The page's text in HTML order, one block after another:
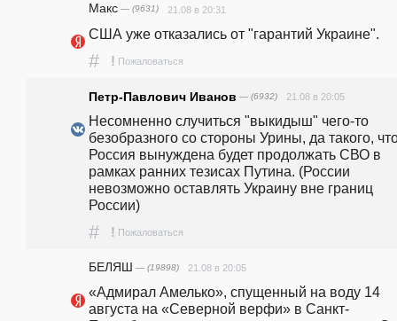
Макс — (9631) 21.08 в 20:31
США уже отказались от "гарантий Украине".
# ! Пожаловаться
Петр-Павлович Иванов — (6932) 21.08 в 20:05
Несомненно случиться "выкидыш" чего-то
безобразного со стороны Урины, да такого,
Россия вынуждена будет продолжать СВО в
рамках ранних тезисах Путина. (России
невозможно оставлять Украину вне границ
России)
# ! Пожаловаться
БЕЛЯШ — (19898) 21.08 в 20:05
«Адмирал Амелько», спущенный на воду 14
августа на «Северной верфи» в Санкт-